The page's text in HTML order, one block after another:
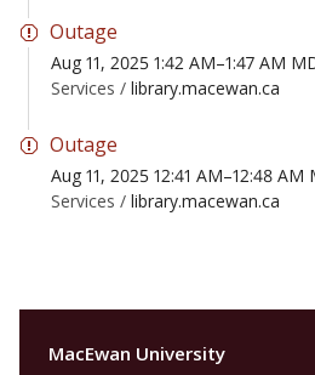
Outage
Aug 11, 2025 1:42 AM–1:47 AM
Services / library.macewan.ca
Outage
Aug 11, 2025 12:41 AM–12:48 AM
Services / library.macewan.ca
MacEwan University